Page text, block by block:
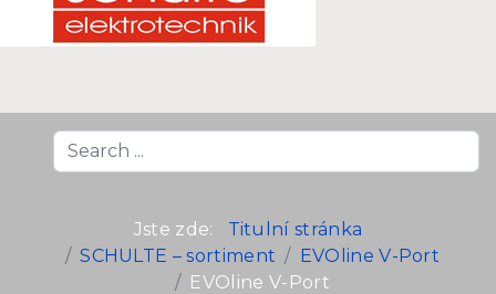
Search
...
Jste zde:
Titulní stránka
SCHULTE – sortiment
EVOline V-Port
EVOline V-Port